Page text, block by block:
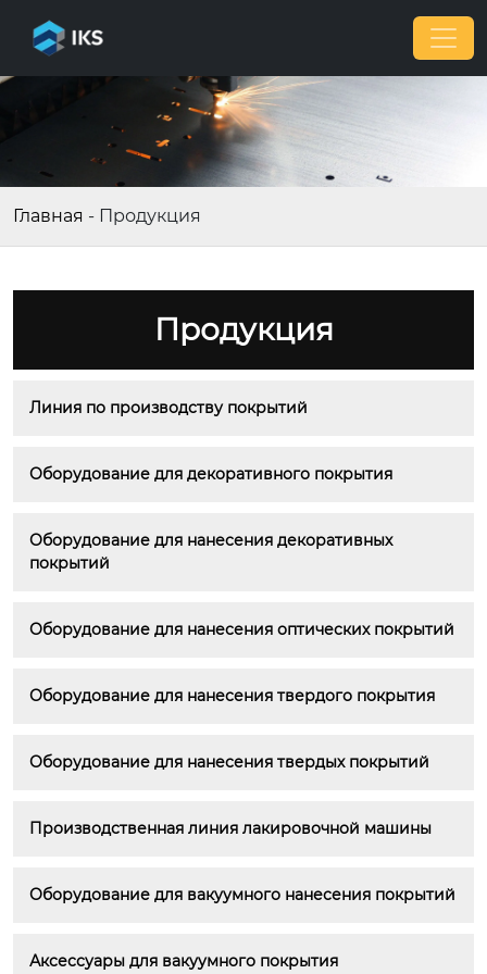
Главная - Продукция
Продукция
Линия по производству покрытий
Оборудование для декоративного покрытия
Оборудование для нанесения декоративных
покрытий
Оборудование для нанесения оптических покрытий
Оборудование для нанесения твердого покрытия
Оборудование для нанесения твердых покрытий
Производственная линия лакировочной машины
Оборудование для вакуумного нанесения покрытий
Аксессуары для вакуумного покрытия